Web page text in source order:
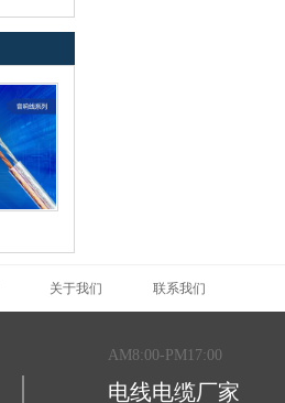
关于我们 联系我们
AM8:00-PM17:00
电线电缆厂家